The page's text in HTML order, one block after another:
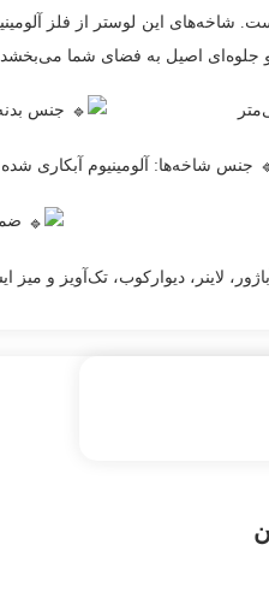
این لوستر از فلز
جلوه‌ای اصیل به فضای شما می‌بخشد.
جنس
جنس شاخه‌ها: آلومینیوم آبکاری
لاینر، دیوارکوب، تک‌آویز و میز